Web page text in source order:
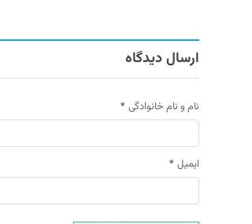
ارسال دیدگاه
نام و نام خانوادگی *
ایمیل *